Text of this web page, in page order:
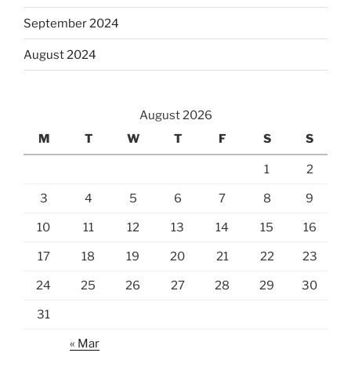
September 2024
August 2024
August 2026
M
T W T F S S
1 2
3 4 5 6 7 8 9
10 11 12 13 14 15 16
17 18 19 20 21 22 23
24 25 26 27 28 29 30
31
« Mar